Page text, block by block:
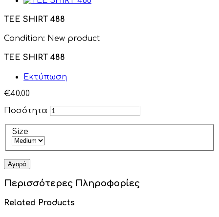
TEE SHIRT 488
Condition: New product
TEE SHIRT 488
Εκτύπωση
€40.00
Ποσότητα
Size
Αγορά
Περισσότερες Πληροφορίες
Related Products